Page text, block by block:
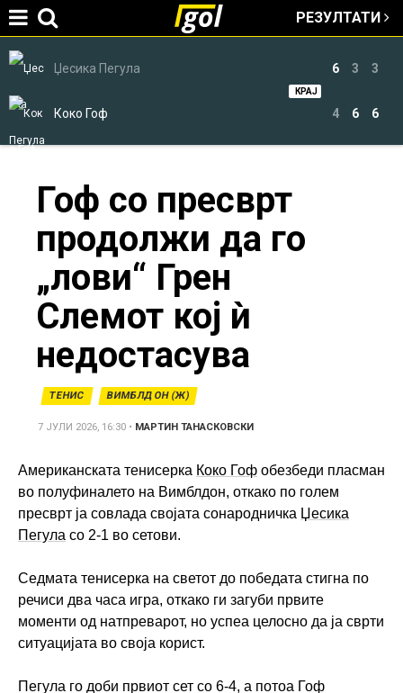
РЕЗУЛТАТИ
Џесика Пегула
Коко Гоф
3
6
3
6
6
4
КРАЈ
Гоф со пресврт
продолжи да го
„лови“ Грен
Слемот кој ѝ
недостасува
ТЕНИС ВИМБЛДОН (Ж)
7 ЈУЛИ 2026, 16:30 • МАРТИН ТАНАСКОВСКИ
Американската тенисерка Коко Гоф обезбеди пласман
во полуфиналето на Вимблдон, откако по голем
пресврт ја совлада својата сонародничка Џесика
Пегула со 2-1 во сетови.
Седмата тенисерка на светот до победата стигна по
речиси два часа игра, откако ги загуби првите
моменти од натпреварот, но успеа целосно да ја сврти
ситуацијата во своја корист.
Пегула го доби првиот сет со 6-4, а потоа Гоф